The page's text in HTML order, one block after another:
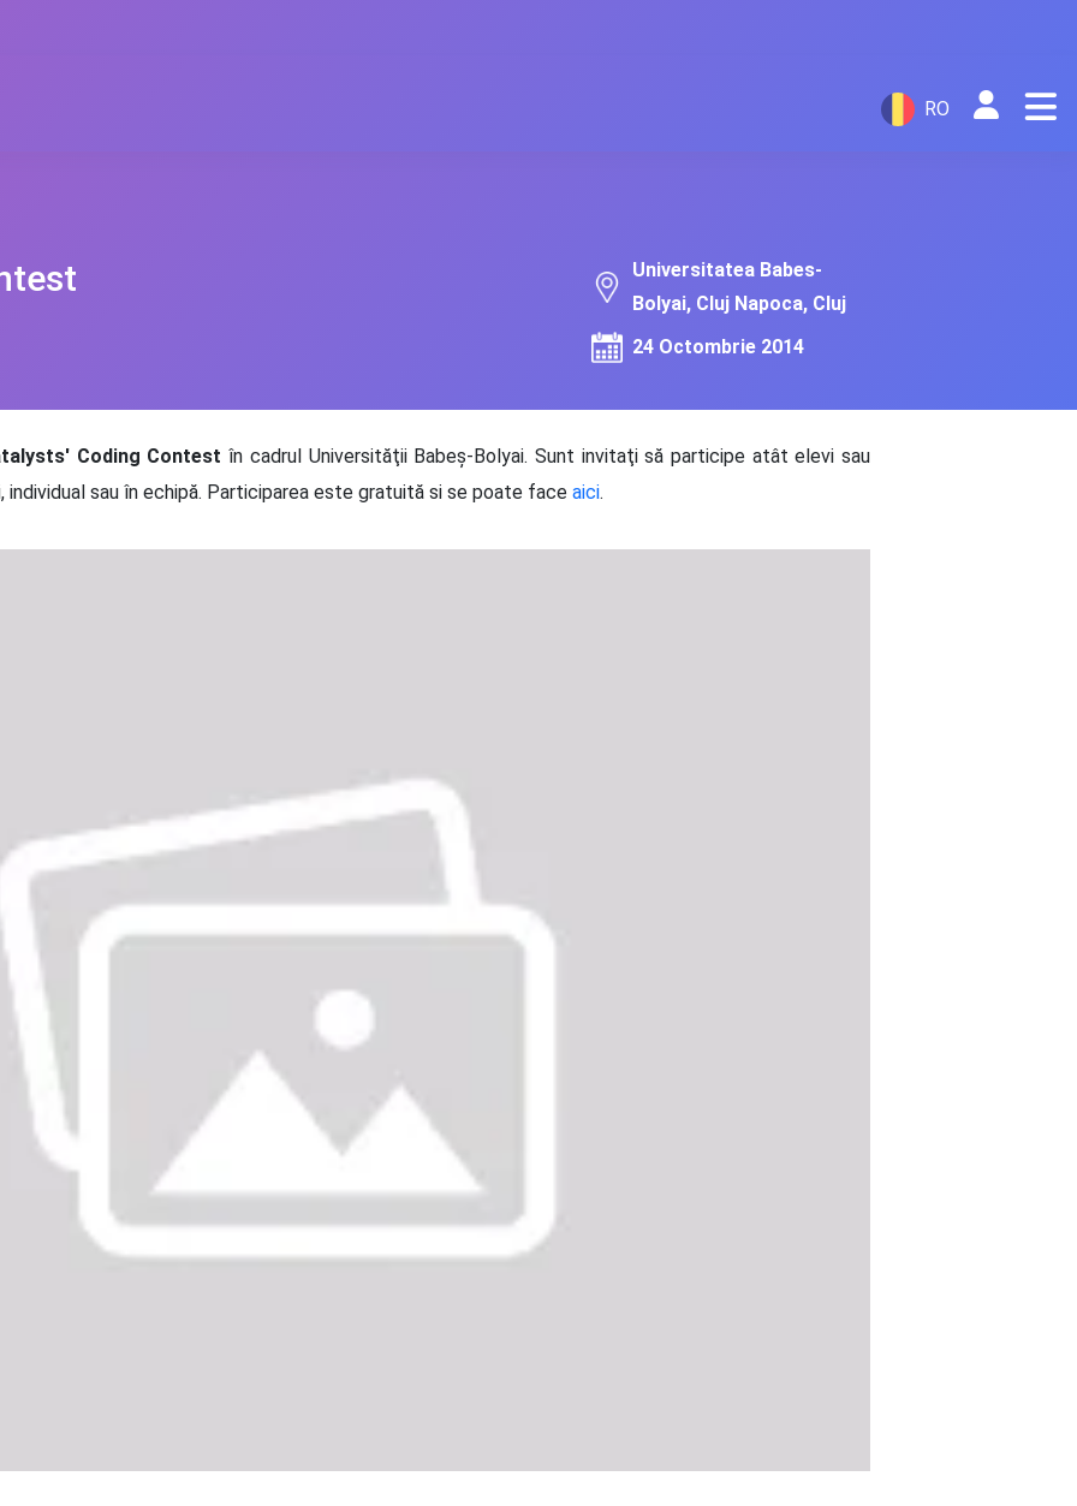
RO
Universitatea Babes-
Bolyai, Cluj Napoca, Cluj
24 Octombrie 2014
Coding Contest în cadrul Universităţii Babeş-Bolyai. Sunt invitaţi să participe atât elevi sau
sau în echipă. Participarea este gratuită si se poate face aici.